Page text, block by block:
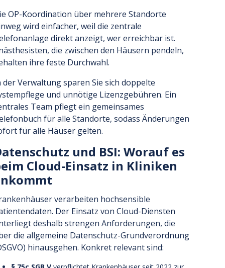
OP-Koordination über mehrere Standorte
wird einfacher, weil die zentrale
direkt anzeigt, wer erreichbar ist.
die zwischen den Häusern pendeln,
ihre feste Durchwahl.
der Verwaltung sparen Sie sich doppelte
und unnötige Lizenzgebühren. Ein
Team pflegt ein gemeinsames
für alle Standorte, sodass Änderungen
für alle Häuser gelten.
und BSI: Worauf es
Cloud-Einsatz in Kliniken
verarbeiten hochsensible
Der Einsatz von Cloud-Diensten
deshalb strengen Anforderungen, die
die allgemeine Datenschutz-Grundverordnung
hinausgehen. Konkret relevant sind: